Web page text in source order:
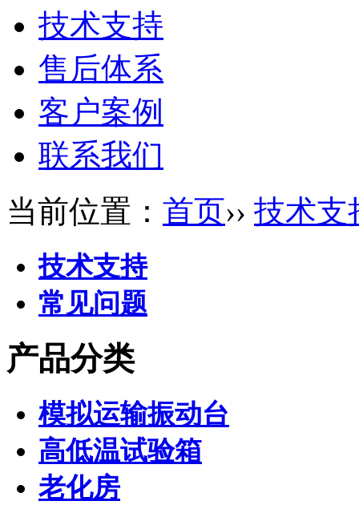
技术支持
售后体系
客户案例
联系我们
当前位置： 首页›› 技术支
技术支持
常见问题
产品分类
模拟运输振动台
高低温试验箱
老化房